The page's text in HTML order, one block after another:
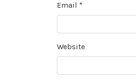
Email *
Website